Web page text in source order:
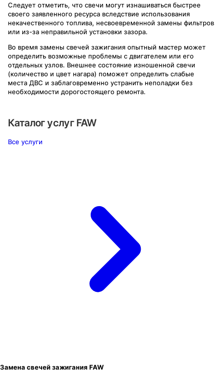
Следует отметить, что свечи могут изнашиваться быстрее
своего заявленного ресурса вследствие использования
некачественного топлива, несвоевременной замены фильтров
или из-за неправильной установки зазора.
Во время замены свечей зажигания опытный мастер может
определить возможные проблемы с двигателем или его
отдельных узлов. Внешнее состояние изношенной свечи
(количество и цвет нагара) поможет определить слабые
места ДВС и заблаговременно устранить неполадки без
необходимости дорогостоящего ремонта.
Каталог услуг FAW
Все услуги
Замена свечей зажигания FAW